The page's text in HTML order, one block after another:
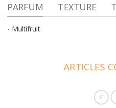
PARFUM TEXTURE
- Multifruit
ARTICLES